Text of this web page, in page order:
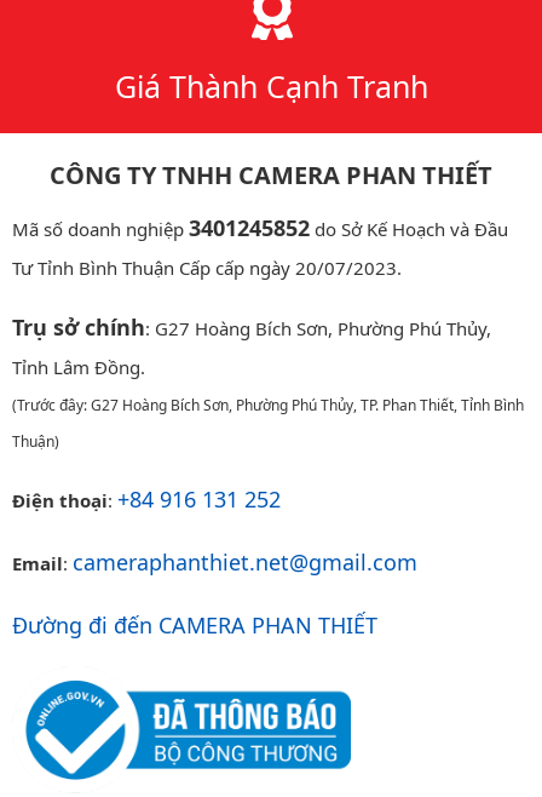
Giá Thành Cạnh Tranh
CÔNG TY TNHH CAMERA PHAN THIẾT
Mã số doanh nghiệp 3401245852 do Sở Kế Hoạch và Đầu
Tư Tỉnh Bình Thuận Cấp cấp ngày 20/07/2023.
Trụ sở chính: G27 Hoàng Bích Sơn, Phường Phú Thủy,
Tỉnh Lâm Đồng.
(Trước đây: G27 Hoàng Bích Sơn, Phường Phú Thủy, TP. Phan Thiết, Tỉnh Bình
Thuận)
Điện thoại: +84 916 131 252
Email: cameraphanthiet.net@gmail.com
Đường đi đến CAMERA PHAN THIẾT